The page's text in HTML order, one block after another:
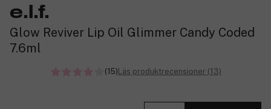
e.l.f.
Glow Reviver Lip Oil Glimmer Candy Coded
7.6ml
(15)Läs produktrecensioner (13)